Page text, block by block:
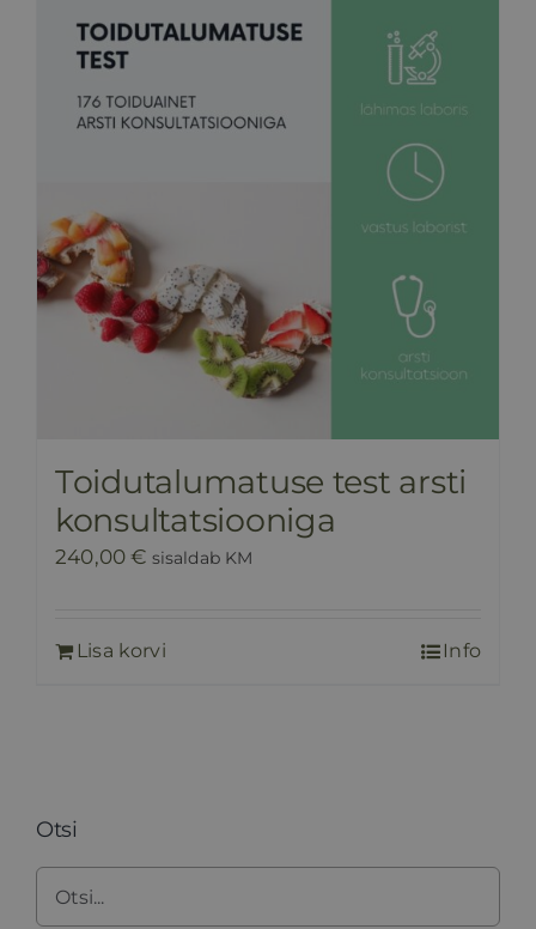
Toidutalumatuse test arsti
konsultatsiooniga
240,00€ sisaldab KM
Lisa korvi Info
Otsi